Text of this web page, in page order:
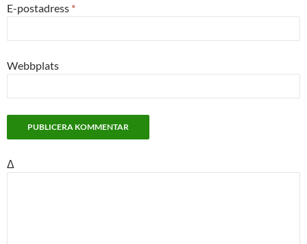
E-postadress *
Webbplats
Δ